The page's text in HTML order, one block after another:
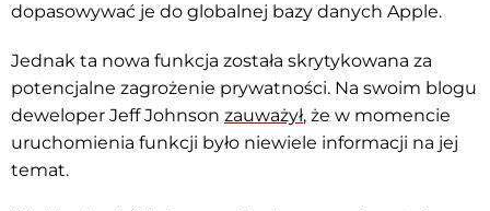
dopasowywać je do globalnej bazy danych Apple.
Jednak ta nowa funkcja została skrytykowana za
potencjalne zagrożenie prywatności. Na swoim blogu
deweloper Jeff Johnson zauważył, że w momencie
uruchomienia funkcji było niewiele informacji na jej
temat.